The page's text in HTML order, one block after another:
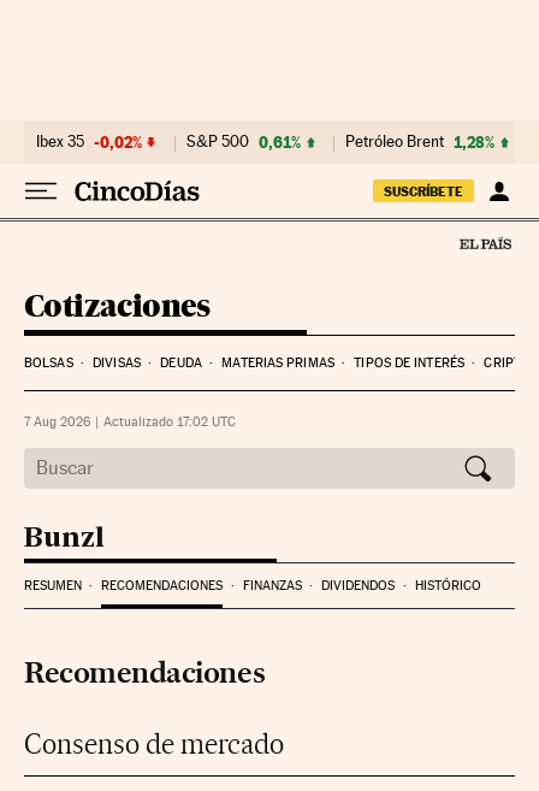
Ibex 35 -0,02% S&P 500 0,61% Petróleo Brent 1,28%
SUSCRÍBETE
Cotizaciones
BOLSAS DIVISAS DEUDA MATERIAS PRIMAS TIPOS DE INTERÉS
7 Aug 2026 | Actualizado 17:02 UTC
Bunzl
RESUMEN RECOMENDACIONES FINANZAS DIVIDENDOS HISTÓRICO
Recomendaciones
Consenso de mercado